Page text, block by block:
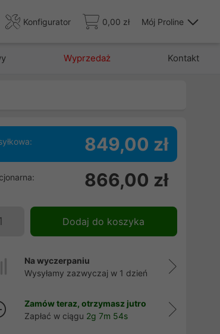
Konfigurator 0,00 zł Mój Proline
Wyprzedaż Kontakt
849,00 zł
866,00 zł
Dodaj do koszyka
Na wyczerpaniu
Wysyłamy zazwyczaj w 1 dzień
Zamów teraz, otrzymasz jutro
Zapłać w ciągu 2g 7m 54s